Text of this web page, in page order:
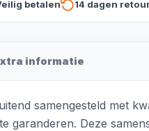
betalen 14 dagen
informatie
samengesteld met
Deze